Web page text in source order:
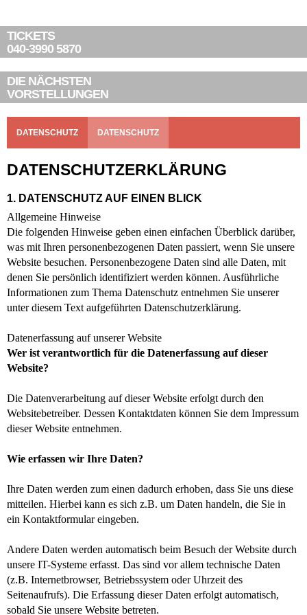
TICKETS
040-3990 5870
DIE NÄCHSTEN
VORSTELLUNGEN
DATENSCHUTZ DATENSCHUTZ
DATENSCHUTZERKLÄRUNG
1. DATENSCHUTZ AUF EINEN BLICK
Allgemeine Hinweise
Die folgenden Hinweise geben einen einfachen Überblick darüber,
was mit Ihren personenbezogenen Daten passiert, wenn Sie unsere
Website besuchen. Personenbezogene Daten sind alle Daten, mit
denen Sie persönlich identifiziert werden können. Ausführliche
Informationen zum Thema Datenschutz entnehmen Sie unserer
unter diesem Text aufgeführten Datenschutzerklärung.
Datenerfassung auf unserer Website
Wer ist verantwortlich für die Datenerfassung auf dieser
Website?
Die Datenverarbeitung auf dieser Website erfolgt durch den
Websitebetreiber. Dessen Kontaktdaten können Sie dem Impressum
dieser Website entnehmen.
Wie erfassen wir Ihre Daten?
Ihre Daten werden zum einen dadurch erhoben, dass Sie uns diese
mitteilen. Hierbei kann es sich z.B. um Daten handeln, die Sie in
ein Kontaktformular eingeben.
Andere Daten werden automatisch beim Besuch der Website durch
unsere IT-Systeme erfasst. Das sind vor allem technische Daten
(z.B. Internetbrowser, Betriebssystem oder Uhrzeit des
Seitenaufrufs). Die Erfassung dieser Daten erfolgt automatisch,
sobald Sie unsere Website betreten.